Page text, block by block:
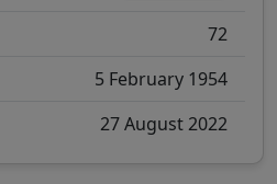
72
5 February 1954
27 August 2022